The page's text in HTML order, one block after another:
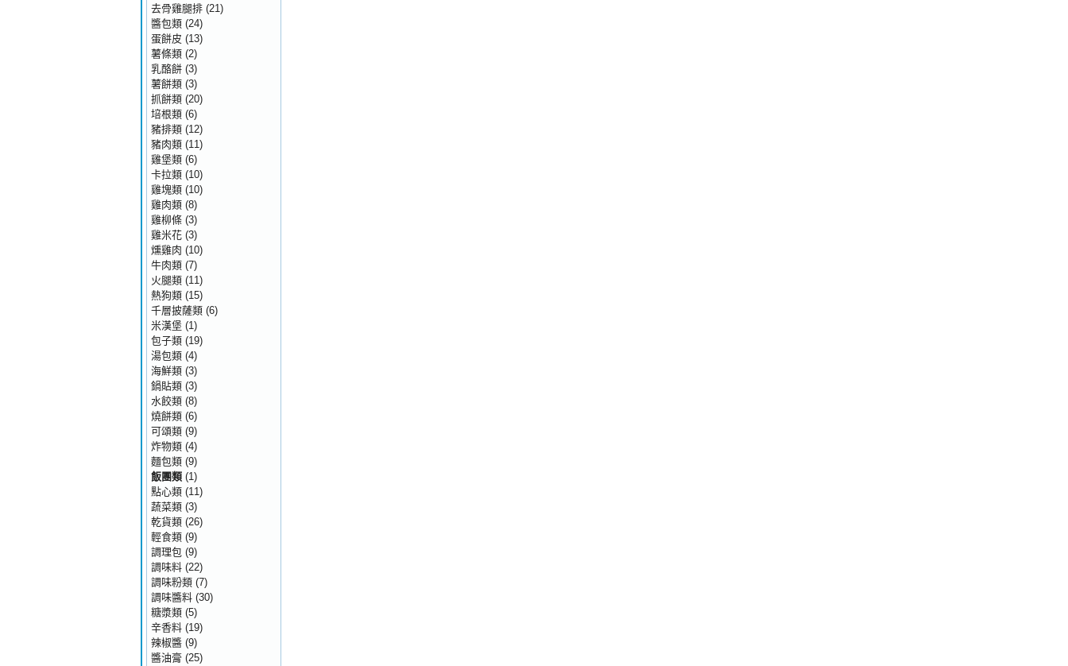
去骨雞腿排 (21)
醬包類 (24)
蛋餅皮 (13)
薯條類 (2)
乳酪餅 (3)
薯餅類 (3)
抓餅類 (20)
培根類 (6)
豬排類 (12)
豬肉類 (11)
雞堡類 (6)
卡拉類 (10)
雞塊類 (10)
雞肉類 (8)
雞柳條 (3)
雞米花 (3)
燻雞肉 (10)
牛肉類 (7)
火腿類 (11)
熱狗類 (15)
千層披薩類 (6)
米漢堡 (1)
包子類 (19)
湯包類 (4)
海鮮類 (3)
鍋貼類 (3)
水餃類 (8)
燒餅類 (6)
可頌類 (9)
炸物類 (4)
麵包類 (9)
飯團類 (1)
點心類 (11)
蔬菜類 (3)
乾貨類 (26)
輕食類 (9)
調理包 (9)
調味料 (22)
調味粉類 (7)
調味醬料 (30)
糖漿類 (5)
辛香料 (19)
辣椒醬 (9)
醬油膏 (25)